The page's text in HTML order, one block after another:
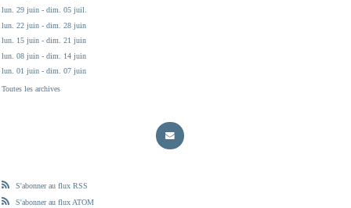
lun. 29 juin - dim. 05 juil.
lun. 22 juin - dim. 28 juin
lun. 15 juin - dim. 21 juin
lun. 08 juin - dim. 14 juin
lun. 01 juin - dim. 07 juin
Toutes les archives
S'abonner au flux RSS
S'abonner au flux ATOM